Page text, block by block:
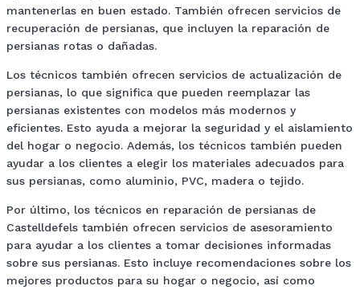
mantenerlas en buen estado. También ofrecen servicios de
recuperación de persianas, que incluyen la reparación de
persianas rotas o dañadas.
Los técnicos también ofrecen servicios de actualización de
persianas, lo que significa que pueden reemplazar las
persianas existentes con modelos más modernos y
eficientes. Esto ayuda a mejorar la seguridad y el aislamiento
del hogar o negocio. Además, los técnicos también pueden
ayudar a los clientes a elegir los materiales adecuados para
sus persianas, como aluminio, PVC, madera o tejido.
Por último, los técnicos en reparación de persianas de
Castelldefels también ofrecen servicios de asesoramiento
para ayudar a los clientes a tomar decisiones informadas
sobre sus persianas. Esto incluye recomendaciones sobre los
mejores productos para su hogar o negocio, así como